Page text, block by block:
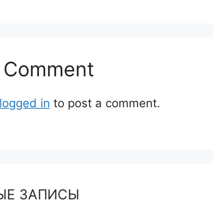
logged in to post a comment.
ЗАПИСЫ